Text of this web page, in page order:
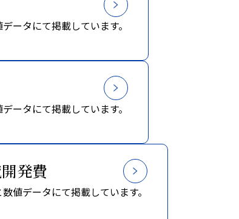
ータにて掲載しています。
ータにて掲載しています。
発費
値データにて掲載しています。